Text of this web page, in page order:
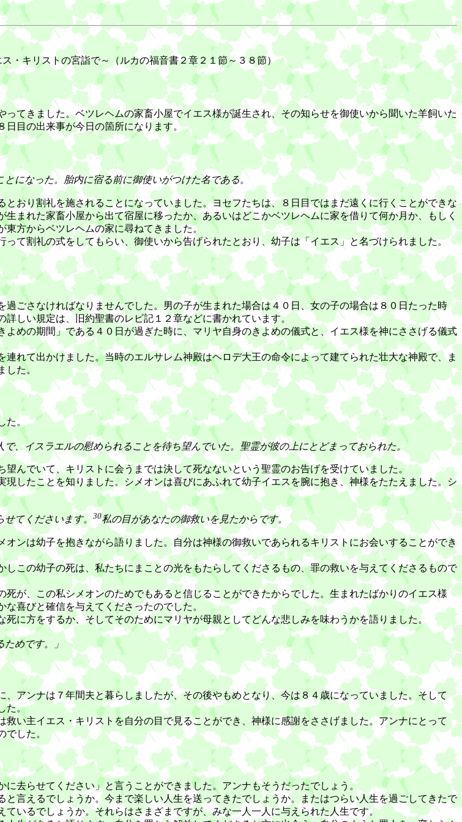
・キリストの宮詣で～（ルカの福音書２章２１節～３８節）
きました。ベツレヘムの家畜小屋でイエス様が誕生され、その知らせを御使いから聞いた羊飼いた
日目の出来事が今日の箇所になります。
になった。胎内に宿る前に御使いがつけた名である。
おり割礼を施されることになっていました。ヨセフたちは、８日目ではまだ遠くに行くことができな
まれた家畜小屋から出て宿屋に移ったか、あるいはどこかベツレヘムに家を借りて何か月か、もしく
方からベツレヘムの家に尋ねてきました。
て割礼の式をしてもらい、御使いから告げられたとおり、幼子は「イエス」と名づけられました。
ごさなければなりませんでした。男の子が生まれた場合は４０日、女の子の場合は８０日たった時
しい規定は、旧約聖書のレビ記１２章などに書かれています。
めの期間」である４０日が過ぎた時に、マリヤ自身のきよめの儀式と、イエス様を神にささげる儀式
て出かけました。当時のエルサレム神殿はヘロデ大王の命令によって建てられた壮大な神殿で、ま
た。
。
、イスラエルの慰められることを待ち望んでいた。聖霊が彼の上にとどまっておられた。
んでいて、キリストに会うまでは決して死なないという聖霊のお告げを受けていました。
したことを知りました。シメオンは喜びにあふれて幼子イエスを腕に抱き、神様をたたえました。シ
せてくださいます。 30私の目があなたの御救いを見たからです。
ンは幼子を抱きながら語りました。自分は神様の御救いであられるキリストにお会いすることができ
この幼子の死は、私たちにまことの光をもたらしてくださるもの、罪の救いを与えてくださるもので
が、この私シメオンのためでもあると信じることができたからでした。生まれたばかりのイエス様
喜びと確信を与えてくださったのでした。
方をするか、そしてそのためにマリヤが母親としてどんな悲しみを味わうかを語りました。
めです。」
アンナは７年間夫と暮らしましたが、その後やもめとなり、今は８４歳になっていました。そして
た。
い主イエス・キリストを自分の目で見ることができ、神様に感謝をささげました。アンナにとって
した。
去らせてください」と言うことができました。アンナもそうだったでしょう。
言えるでしょうか。今まで楽しい人生を送ってきたでしょうか。またはつらい人生を過ごしてきたで
いるでしょうか。それらはさまざまですが、みな一人一人に与えられた人生です。